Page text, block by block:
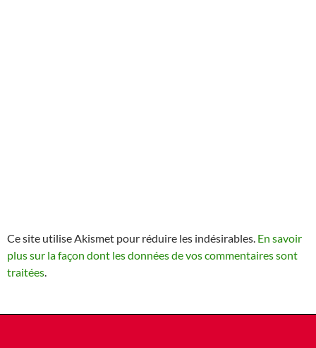
Ce site utilise Akismet pour réduire les indésirables. En savoir
plus sur la façon dont les données de vos commentaires sont
traitées